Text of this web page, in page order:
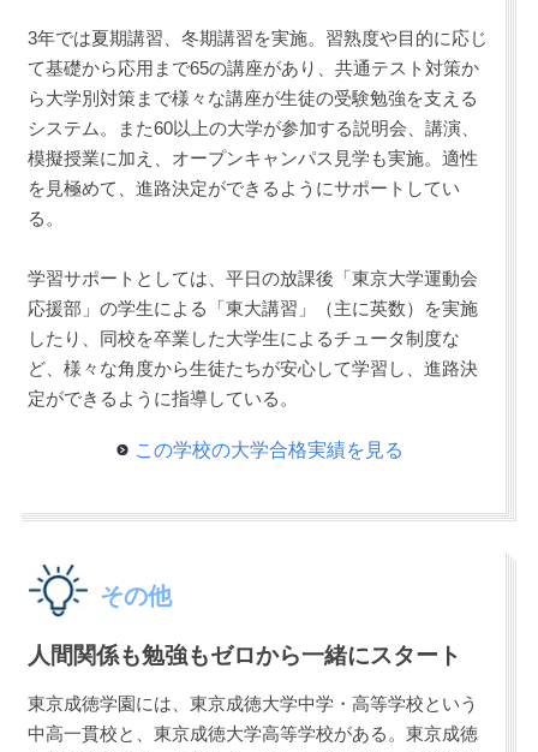
3年では夏期講習、冬期講習を実施。習熟度や目的に応じ
て基礎から応用まで65の講座があり、共通テスト対策か
ら大学別対策まで様々な講座が生徒の受験勉強を支える
システム。また60以上の大学が参加する説明会、講演、
模擬授業に加え、オープンキャンパス見学も実施。適性
を見極めて、進路決定ができるようにサポートしてい
る。
学習サポートとしては、平日の放課後「東京大学運動会
応援部」の学生による「東大講習」（主に英数）を実施
したり、同校を卒業した大学生によるチュータ制度な
ど、様々な角度から生徒たちが安心して学習し、進路決
定ができるように指導している。
この学校の大学合格実績を見る
その他
人間関係も勉強もゼロから一緒にスタート
東京成徳学園には、東京成徳大学中学・高等学校という
中高一貫校と、東京成徳大学高等学校がある。東京成徳